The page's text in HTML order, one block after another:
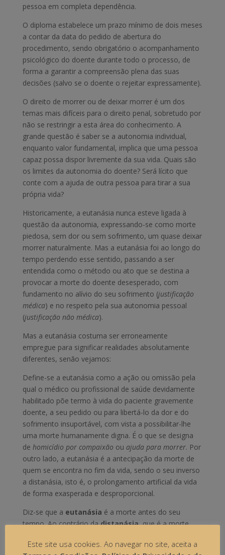
pessoa em completa dependência.
O diploma estabelece um prazo mínimo de dois meses
a contar da data do pedido de abertura do
procedimento, sendo obrigatório o acompanhamento
psicológico do doente durante todo o processo, de
forma a garantir a compreensão plena das suas
decisões (salvo se o doente o rejeitar expressamente).
O direito de morrer ou de deixar morrer é um dos
temas mais difíceis para o direito penal, sobretudo por
não se restringir a esta área do conhecimento. A
grande questão é saber se a autonomia individual,
enquanto valor fundamental, implica que uma pessoa
capaz possa dispor livremente da sua vida. Quais são
os limites da autonomia do doente? Será lícito que
conte com a ajuda de outra pessoa para tirar a sua
própria vida?
Historicamente, a eutanásia nunca esteve ligada à
questão da autonomia, expressando-se como morte
piedosa, sem dor ou sem sofrimento, um quase deixar
morrer naturalmente. Mas a eutanásia foi ao longo do
tempo perdendo esse sentido, passando a ser
entendida como o método ou ato que se destina a
provocar a morte do doente desesperado, com
fundamento no alívio do seu sofrimento (justificação
médica) e no respeito pela sua autonomia pessoal
(justificação não médica).
Mas a eutanásia costuma ser erroneamente
empregue para significar realidades absolutamente
diferentes, senão vejamos:
Define-se a eutanásia como a ação ou omissão pela
qual o médico ou profissional de saúde devidamente
habilitado põe termo à vida do paciente gravemente
doente, a seu pedido ou para libertá-lo da dor e do
sofrimento insuportável, com vista a possibilitar-lhe
uma morte humanamente digna. É o que se designa
de homicídio por compaixão ou ajuda para morrer. Por
outro lado, a eutanásia é a antecipação da morte de
quem se encontra no fim da vida, sendo o seu inverso
a distanásia, isto é, o prolongamento artificial da vida
de forma exasperada e desproporcional.
Diz-se que a eutanásia é a morte antes do seu
tempo. Ao contrário dadistanásia, que é a morte
aortotanásia , que é a morte no tempo certo.
Este site usa cookies. Ao navegar no site, aceita a